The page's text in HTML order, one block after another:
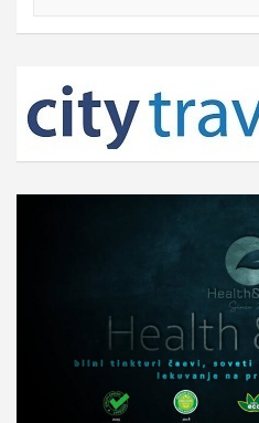
h